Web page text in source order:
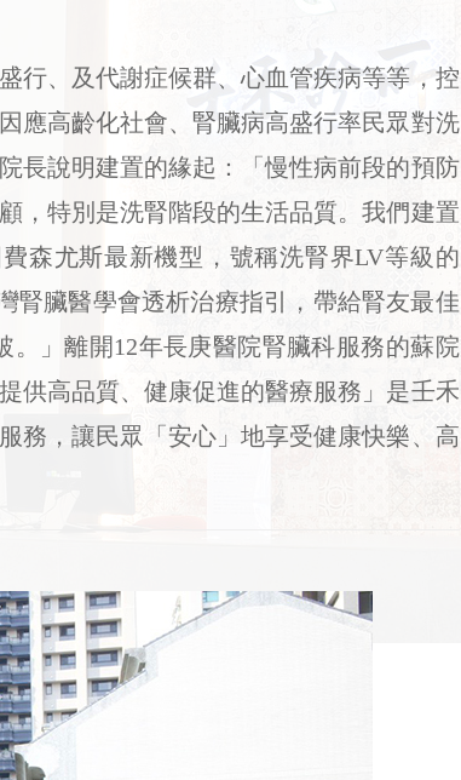
、及代謝症候群、心血管疾病等等，控
應高齡化社會、腎臟病高盛行率民眾對洗
長說明建置的緣起：「慢性病前段的預防
，特別是洗腎階段的生活品質。我們建置
森尤斯最新機型，號稱洗腎界LV等級的
腎臟醫學會透析治療指引，帶給腎友最佳
」離開12年長庚醫院腎臟科服務的蘇院
供高品質、健康促進的醫療服務」是壬禾
務，讓民眾「安心」地享受健康快樂、高